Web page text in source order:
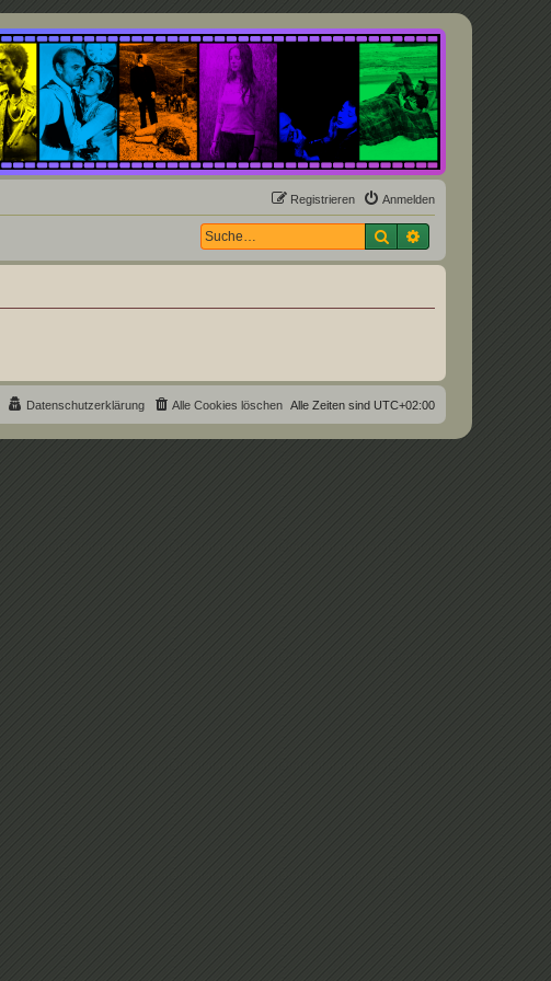
Anmelden
Registrieren
Suche
Alle Zeiten sind UTC+02:00
Alle Cookies löschen
Datenschutzerklärung